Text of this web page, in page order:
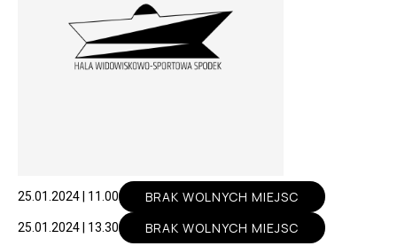
25.01.2024 | 11.00 BRAK WOLNYCH MIEJSC
25.01.2024 | 13.30 BRAK WOLNYCH MIEJSC